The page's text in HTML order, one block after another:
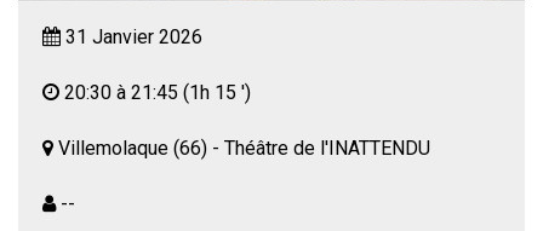
31 Janvier 2026
20:30 à 21:45 (1h 15 ')
Villemolaque (66) - Théâtre de l'INATTENDU
--